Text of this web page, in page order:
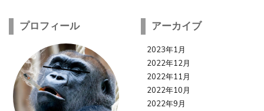
プロフィール アーカイブ
2023年1月
2022年12月
2022年11月
2022年10月
2022年9月